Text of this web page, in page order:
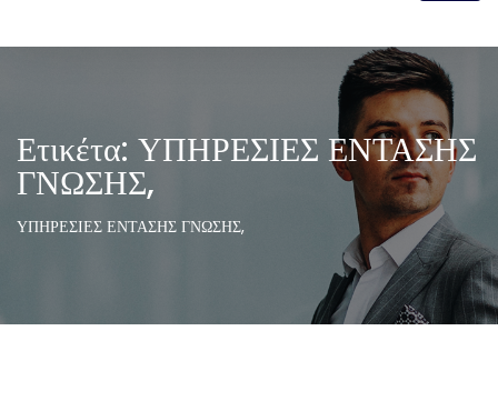
Ετικέτα: ΥΠΗΡΕΣΙΕΣ ΕΝΤΑΣΗΣ
ΓΝΩΣΗΣ,
ΥΠΗΡΕΣΙΕΣ ΕΝΤΑΣΗΣ ΓΝΩΣΗΣ,